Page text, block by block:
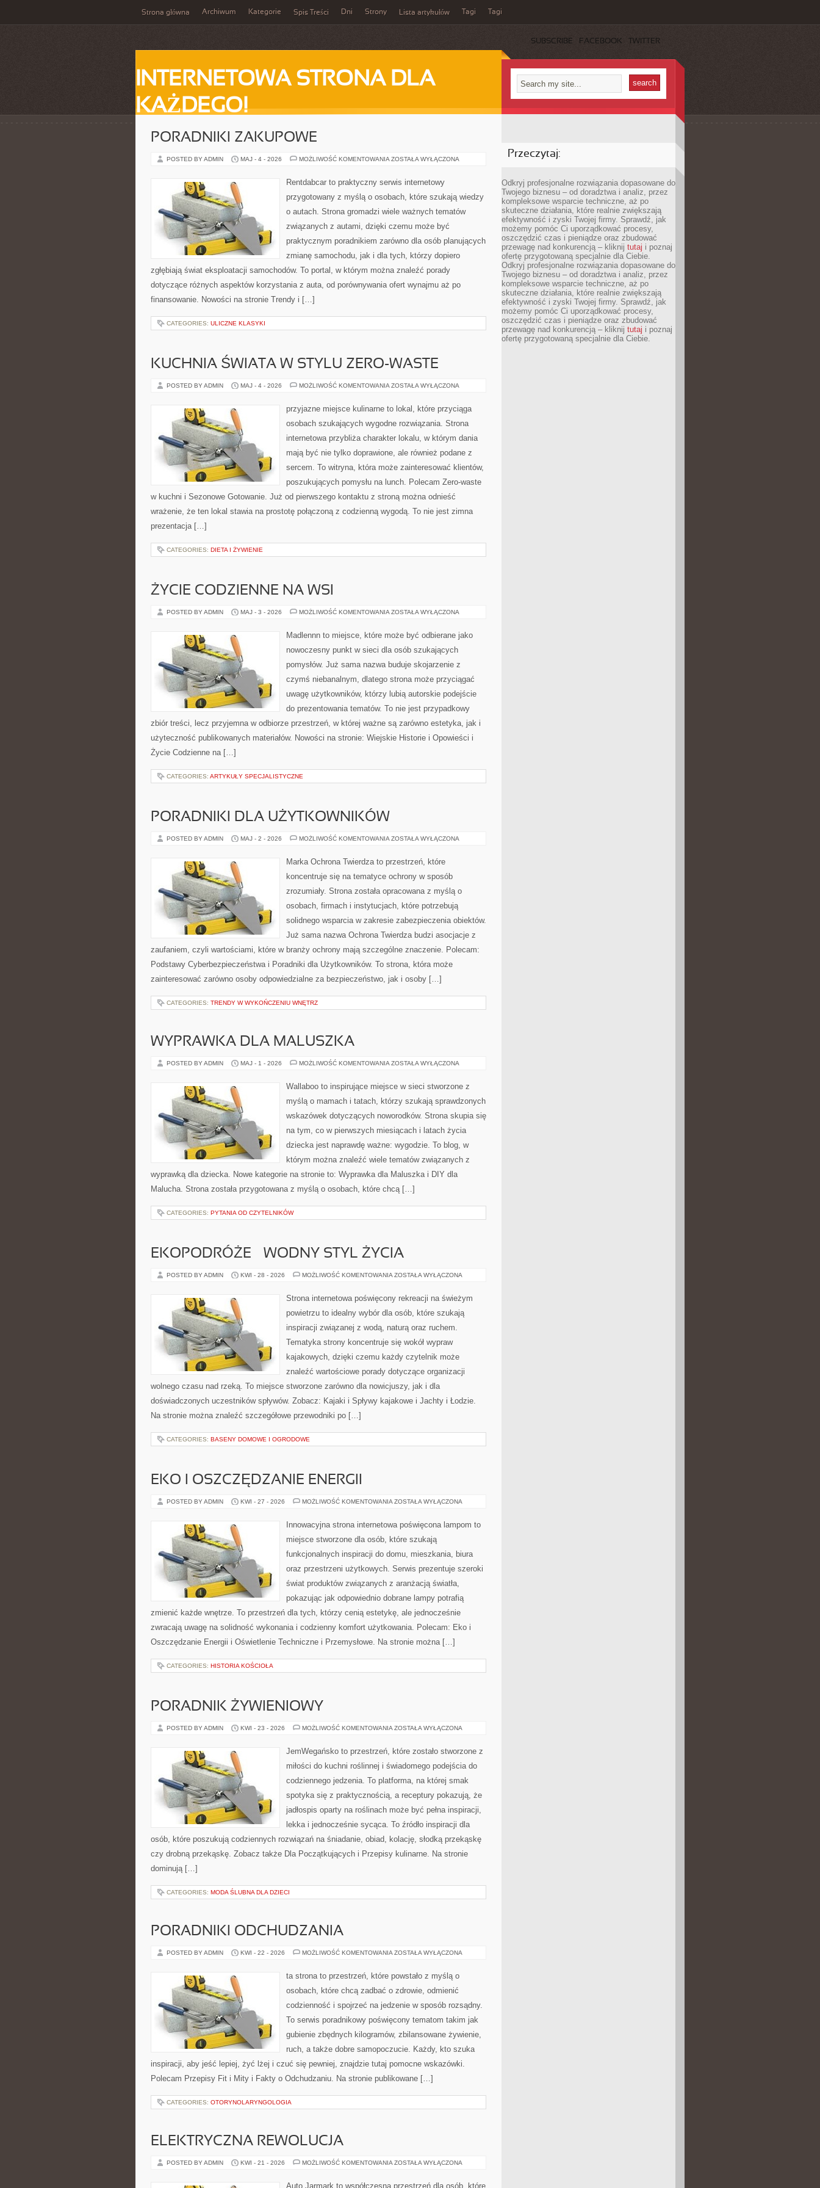
Strona główna Archiwum Kategorie Spis Treści Dni Strony Lista artykułów Tagi Tagi
SUBSCRIBE FACEBOOK TWITTER
INTERNETOWA STRONA DLA
KAŻDEGO!
PORADNIKI ZAKUPOWE
POSTED BY ADMIN MAJ - 4 - 2026 MOŻLIWOŚĆ KOMENTOWANIA PORADNIKI
ZOSTAŁA WYŁĄCZONA
Rentdabcar to praktyczny serwis internetowy
przygotowany z myślą o osobach, które szukają wiedzy
o autach. Strona gromadzi wiele ważnych tematów
związanych z autami, dzięki czemu może być
praktycznym poradnikiem zarówno dla osób planujących
zmianę samochodu, jak i dla tych, którzy dopiero
zgłębiają świat eksploatacji samochodów. To portal, w którym można znaleźć porady
dotyczące różnych aspektów korzystania z auta, od porównywania ofert wynajmu aż po
finansowanie. Nowości na stronie Trendy i […]
CATEGORIES: ULICZNE KLASYKI
KUCHNIA ŚWIATA W STYLU ZERO-WASTE
POSTED BY ADMIN MAJ - 4 - 2026 MOŻLIWOŚĆ KOMENTOWANIA KUCHNIA
STYLU
ZERO-
ZOSTAŁA WYŁĄCZONA
przyjazne miejsce kulinarne to lokal, które przyciąga
osobach szukających wygodne rozwiązania. Strona
internetowa przybliża charakter lokalu, w którym dania
mają być nie tylko doprawione, ale również podane z
sercem. To witryna, która może zainteresować klientów,
poszukujących pomysłu na lunch. Polecam Zero-waste
w kuchni i Sezonowe Gotowanie. Już od pierwszego kontaktu z stroną można odnieść
wrażenie, że ten lokal stawia na prostotę połączoną z codzienną wygodą. To nie jest zimna
prezentacja […]
CATEGORIES: DIETA I ŻYWIENIE
ŻYCIE CODZIENNE NA WSI
POSTED BY ADMIN MAJ - 3 - 2026 MOŻLIWOŚĆ KOMENTOWANIA ŻYCIE
WSI
ZOSTAŁA WYŁĄCZONA
Madlennn to miejsce, które może być odbierane jako
nowoczesny punkt w sieci dla osób szukających
pomysłów. Już sama nazwa buduje skojarzenie z
czymś niebanalnym, dlatego strona może przyciągać
uwagę użytkowników, którzy lubią autorskie podejście
do prezentowania tematów. To nie jest przypadkowy
zbiór treści, lecz przyjemna w odbiorze przestrzeń, w której ważne są zarówno estetyka, jak i
użyteczność publikowanych materiałów. Nowości na stronie: Wiejskie Historie i Opowieści i
Życie Codzienne na […]
CATEGORIES: ARTYKUŁY SPECJALISTYCZNE
PORADNIKI DLA UŻYTKOWNIKÓW
POSTED BY ADMIN MAJ - 2 - 2026 MOŻLIWOŚĆ KOMENTOWANIA PORADNIKI
ZOSTAŁA WYŁĄCZONA
Marka Ochrona Twierdza to przestrzeń, które
koncentruje się na tematyce ochrony w sposób
zrozumiały. Strona została opracowana z myślą o
osobach, firmach i instytucjach, które potrzebują
solidnego wsparcia w zakresie zabezpieczenia obiektów.
Już sama nazwa Ochrona Twierdza budzi asocjacje z
zaufaniem, czyli wartościami, które w branży ochrony mają szczególne znaczenie. Polecam:
Podstawy Cyberbezpieczeństwa i Poradniki dla Użytkowników. To strona, która może
zainteresować zarówno osoby odpowiedzialne za bezpieczeństwo, jak i osoby […]
CATEGORIES: TRENDY W WYKOŃCZENIU WNĘTRZ
WYPRAWKA DLA MALUSZKA
POSTED BY ADMIN MAJ - 1 - 2026 MOŻLIWOŚĆ KOMENTOWANIA WYPRAWKA
ZOSTAŁA WYŁĄCZONA
Wallaboo to inspirujące miejsce w sieci stworzone z
myślą o mamach i tatach, którzy szukają sprawdzonych
wskazówek dotyczących noworodków. Strona skupia się
na tym, co w pierwszych miesiącach i latach życia
dziecka jest naprawdę ważne: wygodzie. To blog, w
którym można znaleźć wiele tematów związanych z
wyprawką dla dziecka. Nowe kategorie na stronie to: Wyprawka dla Maluszka i DIY dla
Malucha. Strona została przygotowana z myślą o osobach, które chcą […]
CATEGORIES: PYTANIA OD CZYTELNIKÓW
EKOPODRÓŻE – WODNY STYL ŻYCIA
POSTED BY ADMIN KWI - 28 - 2026 MOŻLIWOŚĆ KOMENTOWANIA EKOPODRÓŻE
STYL
ŻYCIA
ZOSTAŁA WYŁĄCZONA
Strona internetowa poświęcony rekreacji na świeżym
powietrzu to idealny wybór dla osób, które szukają
inspiracji związanej z wodą, naturą oraz ruchem.
Tematyka strony koncentruje się wokół wypraw
kajakowych, dzięki czemu każdy czytelnik może
znaleźć wartościowe porady dotyczące organizacji
wolnego czasu nad rzeką. To miejsce stworzone zarówno dla nowicjuszy, jak i dla
doświadczonych uczestników spływów. Zobacz: Kajaki i Spływy kajakowe i Jachty i Łodzie.
Na stronie można znaleźć szczegółowe przewodniki po […]
CATEGORIES: BASENY DOMOWE I OGRODOWE
EKO I OSZCZĘDZANIE ENERGII
POSTED BY ADMIN KWI - 27 - 2026 MOŻLIWOŚĆ KOMENTOWANIA EKO
ENERGII
ZOSTAŁA WYŁĄCZONA
Innowacyjna strona internetowa poświęcona lampom to
miejsce stworzone dla osób, które szukają
funkcjonalnych inspiracji do domu, mieszkania, biura
oraz przestrzeni użytkowych. Serwis prezentuje szeroki
świat produktów związanych z aranżacją światła,
pokazując jak odpowiednio dobrane lampy potrafią
zmienić każde wnętrze. To przestrzeń dla tych, którzy cenią estetykę, ale jednocześnie
zwracają uwagę na solidność wykonania i codzienny komfort użytkowania. Polecam: Eko i
Oszczędzanie Energii i Oświetlenie Techniczne i Przemysłowe. Na stronie można […]
CATEGORIES: HISTORIA KOŚCIOŁA
PORADNIK ŻYWIENIOWY
POSTED BY ADMIN KWI - 23 - 2026 MOŻLIWOŚĆ KOMENTOWANIA PORADNIK
ZOSTAŁA WYŁĄCZONA
JemWegańsko to przestrzeń, które zostało stworzone z
miłości do kuchni roślinnej i świadomego podejścia do
codziennego jedzenia. To platforma, na której smak
spotyka się z praktycznością, a receptury pokazują, że
jadłospis oparty na roślinach może być pełna inspiracji,
lekka i jednocześnie sycąca. To źródło inspiracji dla
osób, które poszukują codziennych rozwiązań na śniadanie, obiad, kolację, słodką przekąskę
czy drobną przekąskę. Zobacz także Dla Początkujących i Przepisy kulinarne. Na stronie
dominują […]
CATEGORIES: MODA ŚLUBNA DLA DZIECI
PORADNIKI ODCHUDZANIA
POSTED BY ADMIN KWI - 22 - 2026 MOŻLIWOŚĆ KOMENTOWANIA PORADNIKI
ZOSTAŁA WYŁĄCZONA
ta strona to przestrzeń, które powstało z myślą o
osobach, które chcą zadbać o zdrowie, odmienić
codzienność i spojrzeć na jedzenie w sposób rozsądny.
To serwis poradnikowy poświęcony tematom takim jak
gubienie zbędnych kilogramów, zbilansowane żywienie,
ruch, a także dobre samopoczucie. Każdy, kto szuka
inspiracji, aby jeść lepiej, żyć lżej i czuć się pewniej, znajdzie tutaj pomocne wskazówki.
Polecam Przepisy Fit i Mity i Fakty o Odchudzaniu. Na stronie publikowane […]
CATEGORIES: OTORYNOLARYNGOLOGIA
ELEKTRYCZNA REWOLUCJA
POSTED BY ADMIN KWI - 21 - 2026 MOŻLIWOŚĆ KOMENTOWANIA ELEKTRYCZNA
ZOSTAŁA WYŁĄCZONA
Auto Jarmark to współczesna przestrzeń dla osób, które
Przeczytaj:
Odkryj profesjonalne rozwiązania dopasowane do
Twojego biznesu – od doradztwa i analiz, przez
kompleksowe wsparcie techniczne, aż po
skuteczne działania, które realnie zwiększają
efektywność i zyski Twojej firmy. Sprawdź, jak
możemy pomóc Ci uporządkować procesy,
oszczędzić czas i pieniądze oraz zbudować
przewagę nad konkurencją – kliknij tutaj i poznaj
ofertę przygotowaną specjalnie dla Ciebie.
Odkryj profesjonalne rozwiązania dopasowane do
Twojego biznesu – od doradztwa i analiz, przez
kompleksowe wsparcie techniczne, aż po
skuteczne działania, które realnie zwiększają
efektywność i zyski Twojej firmy. Sprawdź, jak
możemy pomóc Ci uporządkować procesy,
oszczędzić czas i pieniądze oraz zbudować
przewagę nad konkurencją – kliknij tutaj i poznaj
ofertę przygotowaną specjalnie dla Ciebie.